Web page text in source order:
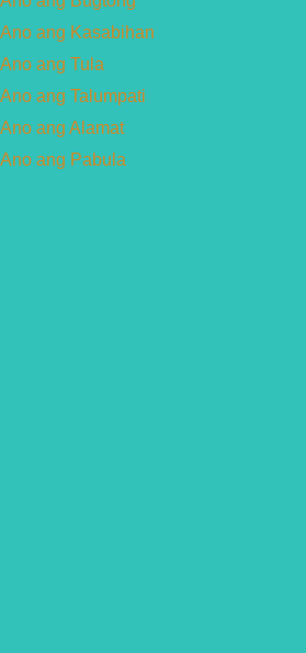
Ano ang Kasabihan
Ano ang Tula
Ano ang Talumpati
Ano ang Alamat
Ano ang Pabula